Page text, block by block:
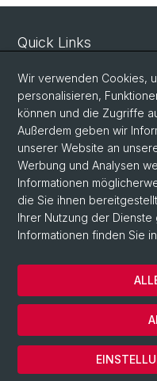
Quick Links
Vorlesungsverzeichnis
Raumtool Universität Basel
Social Media
Instagram
Wir verwenden Cookies,
personalisieren,
können und die Zugriffe
Außerdem geben wir
unserer Website an
Werbung und Analysen
Informationen
die Sie ihnen
Ihrer Nutzung der Dienste
Informationen finden Sie